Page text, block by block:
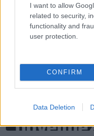
I want to allow
related to security,
functionality and
user protection.
CONFIRM
Data Deletion